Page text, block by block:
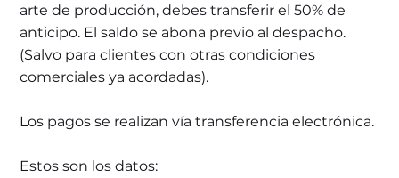
arte de producción, debes transferir el 50% de
anticipo. El saldo se abona previo al despacho.
(Salvo para clientes con otras condiciones
comerciales ya acordadas).
Los pagos se realizan vía transferencia electrónica.
Estos son los datos: